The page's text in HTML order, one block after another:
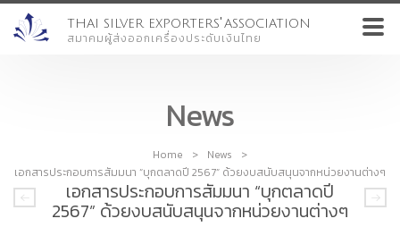
THAI SILVER EXPORTERS'ASSOCIATION
สมาคมผู้ส่งออกเครื่องประดับเงินไทย
News
Home > News
>
เอกสารประกอบการสัมมนา “บุกตลาดปี 2567” ด้วยงบสนับสนุนจากหน่วยงานต่างๆ
เอกสารประกอบการสัมมนา “บุกตลาดปี
2567” ด้วยงบสนับสนุนจากหน่วยงานต่างๆ